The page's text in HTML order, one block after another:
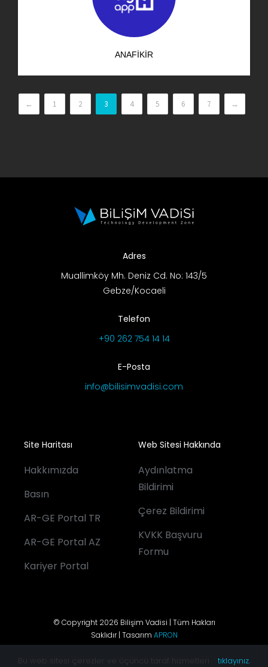
ANAFIKIR
← 1 2 3 4 5 6 7 →
Adres
Muallimköy Mh. Deniz Cd. No: 143/5
Gebze/Kocaeli
Telefon
+90 262 754 14 14
E-Posta
info@bilisimvadisi.com
Site Haritası
Hakkımızda
Basın
AR-GE Portal TR
AR-GE Portal AZ
Kariyer Portal
Web Sitesi Hakkında
Aydınlatma
Bildirimi
Çerez Bildirimi
KVKK Başvuru
Formu
© Copyright 2026 Bilişim Vadisi | Tüm Hakları
Saklıdır | Tasarım APRON
Bu web sitesi çerezler ve üçüncü taraf hizmetleri tıklayınız.